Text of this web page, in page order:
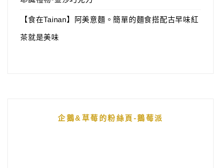
【食在Tainan】阿美意麵。簡單的麵食搭配古早味紅
茶就是美味
企鵝&草莓的粉絲頁-鵝莓派